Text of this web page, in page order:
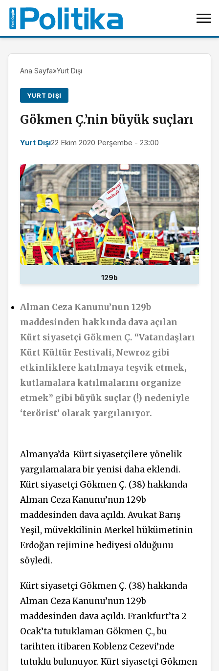
Ana Sayfa»Yurt Dışı
YURT DIŞI
Gökmen Ç.’nin büyük suçları
Yurt Dışı22 Ekim 2020 Perşembe - 23:00
129b
Alman Ceza Kanunu’nun 129b
maddesinden hakkında dava açılan
Kürt siyasetçi Gökmen Ç. “Vatandaşları
Kürt Kültür Festivali, Newroz gibi
etkinliklere katılmaya teşvik etmek,
kutlamalara katılmalarını organize
etmek” gibi büyük suçlar (!) nedeniyle
‘terörist’ olarak yargılanıyor.
Almanya’da Kürt siyasetçilere yönelik
yargılamalara bir yenisi daha eklendi.
Kürt siyasetçi Gökmen Ç. (38) hakkında
Alman Ceza Kanunu’nun 129b
maddesinden dava açıldı. Avukat Barış
Yeşil, müvekkilinin Merkel hükümetinin
Erdoğan rejimine hediyesi olduğunu
söyledi.
Kürt siyasetçi Gökmen Ç. (38) hakkında
Alman Ceza Kanunu’nun 129b
maddesinden dava açıldı. Frankfurt’ta 2
Ocak’ta tutuklaman Gökmen Ç., bu
tarihten itibaren Koblenz Cezevi’nde
tutuklu bulunuyor. Kürt siyasetçi Gökmen